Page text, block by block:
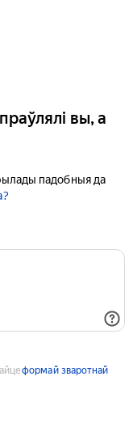
вы, а
падобныя да
формай зваротнай